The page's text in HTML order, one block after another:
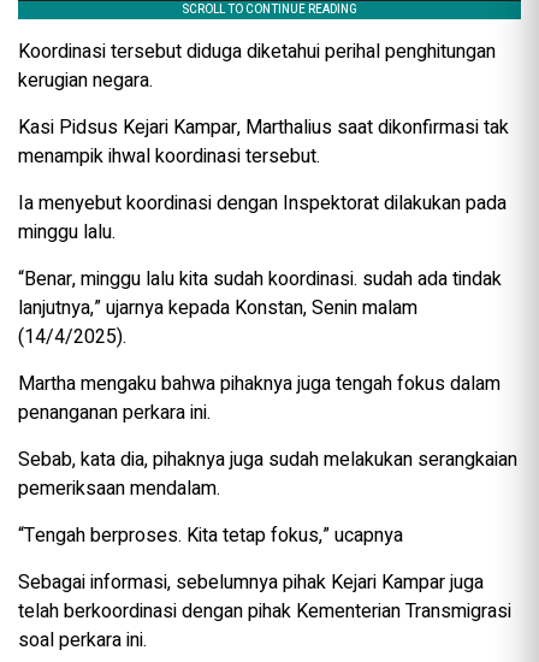
Koordinasi tersebut diduga diketahui perihal penghitungan
kerugian negara.
Kasi Pidsus Kejari Kampar, Marthalius saat dikonfirmasi tak
menampik ihwal koordinasi tersebut.
Ia menyebut koordinasi dengan Inspektorat dilakukan pada
minggu lalu.
“Benar, minggu lalu kita sudah koordinasi. sudah ada tindak
lanjutnya,” ujarnya kepada Konstan, Senin malam
(14/4/2025).
Martha mengaku bahwa pihaknya juga tengah fokus dalam
penanganan perkara ini.
Sebab, kata dia, pihaknya juga sudah melakukan serangkaian
pemeriksaan mendalam.
“Tengah berproses. Kita tetap fokus,” ucapnya
Sebagai informasi, sebelumnya pihak Kejari Kampar juga
telah berkoordinasi dengan pihak Kementerian Transmigrasi
soal perkara ini.